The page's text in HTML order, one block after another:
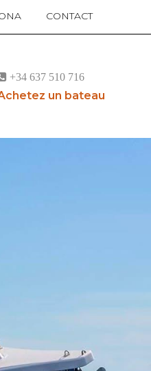
CONTACT
+34 637 510 716
un bateau